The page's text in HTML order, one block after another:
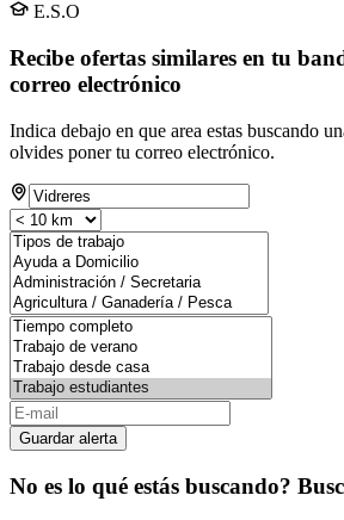
E.S.O
Recibe ofertas similares en tu
correo electrónico
Indica debajo en que area estas buscando
olvides poner tu correo electrónico.
Guardar alerta
No es lo qué estás buscando?